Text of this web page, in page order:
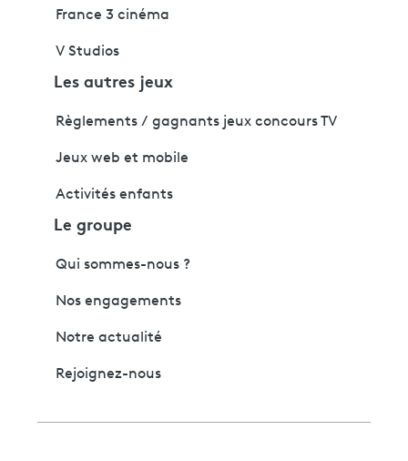
France 3 cinéma
V Studios
Les autres jeux
Règlements / gagnants jeux concours TV
Jeux web et mobile
Activités enfants
Le groupe
Qui sommes-nous ?
Nos engagements
Notre actualité
Rejoignez-nous